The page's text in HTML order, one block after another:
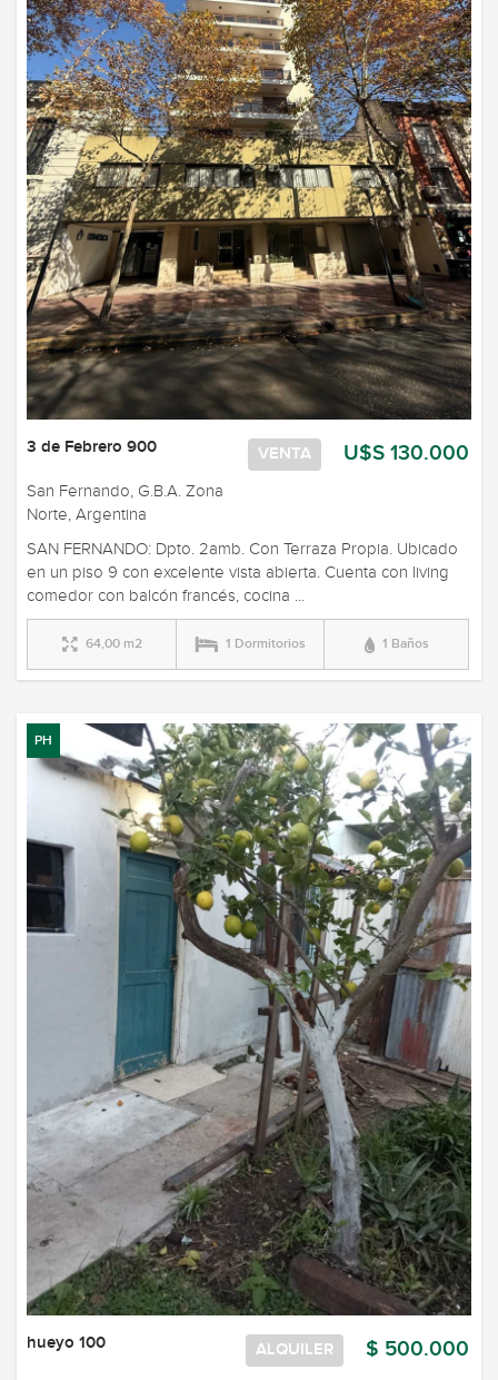
U$S 130.000
VENTA
3 de Febrero 900
San Fernando, G.B.A. Zona
Norte, Argentina
SAN FERNANDO: Dpto. 2amb. Con Terraza Propia. Ubicado
en un piso 9 con excelente vista abierta. Cuenta con living
comedor con balcón francés, cocina ...
64,00 m2 1 Dormitorios 1 Baños
PH
$ 500.000
ALQUILER
hueyo 100